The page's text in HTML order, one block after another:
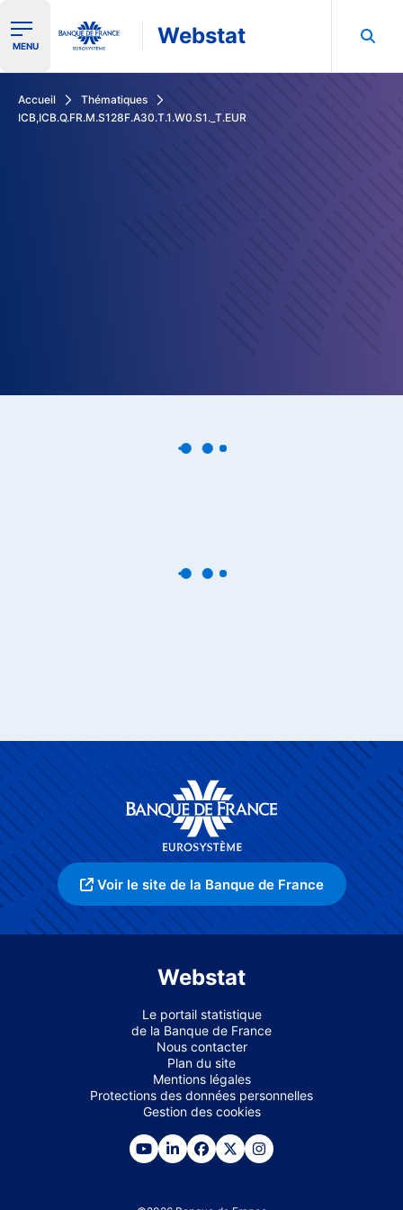
Ouvrir le menu de navigation
MENU Webstat
Accueil
Thématiques
ICB,ICB.Q.FR.M.S128F.A30.T.1.W0.S1._T.EUR
Voir le site de la Banque de France
Webstat
Le portail statistique
de la Banque de France
Nous contacter
Plan du site
Mentions légales
Protections des données personnelles
Gestion des cookies